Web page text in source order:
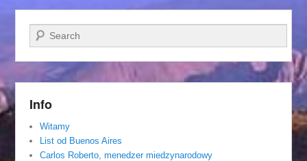
Szukaj
Info
Witamy
List od Buenos Aires
Carlos Roberto, menedzer miedzynarodowy